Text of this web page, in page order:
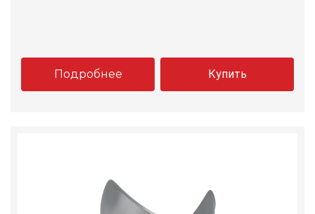
Подробнее Купить